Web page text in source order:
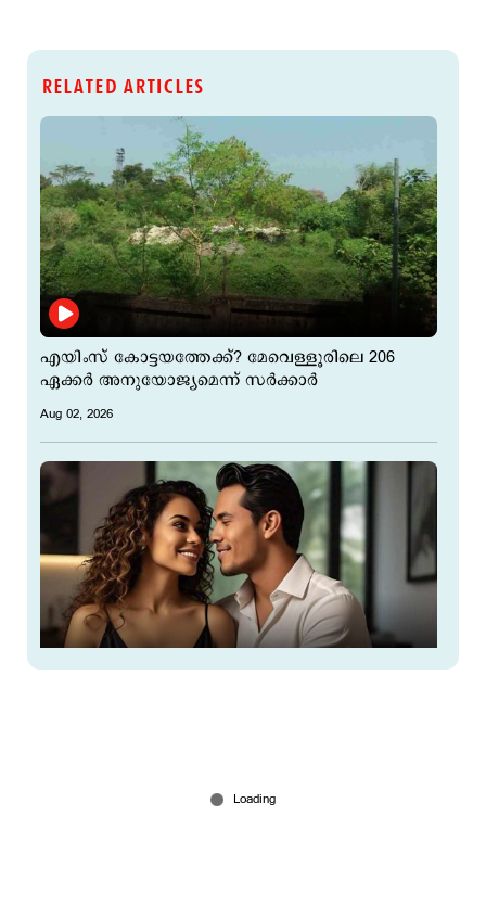
RELATED ARTICLES
എയിംസ് കോട്ടയത്തേക്ക്? മേവെള്ളൂരിലെ 206
ഏക്കര്‍ അനുയോജ്യമെന്ന് സര്‍ക്കാര്‍
Aug 02, 2026